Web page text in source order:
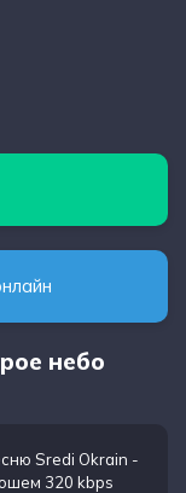
небо
Sredi Okrain -
320 kbps